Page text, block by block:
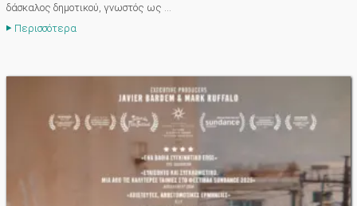
δάσκαλος δημοτικού, γνωστός ως ...
Περισσότερα